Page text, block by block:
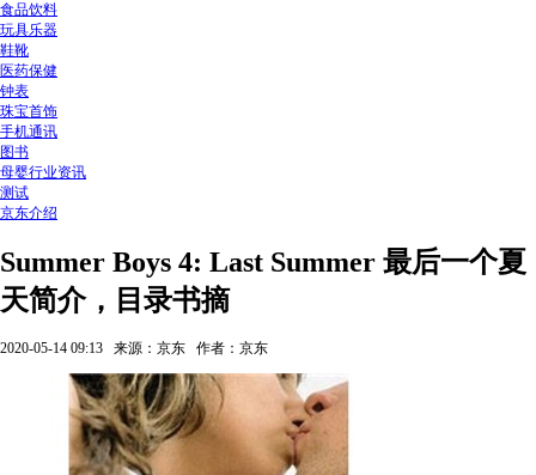
食品饮料
玩具乐器
鞋靴
医药保健
钟表
珠宝首饰
手机通讯
图书
母婴行业资讯
测试
京东介绍
Summer Boys 4: Last Summer 最后一个夏
天简介，目录书摘
2020-05-14 09:13 来源：京东 作者：京东